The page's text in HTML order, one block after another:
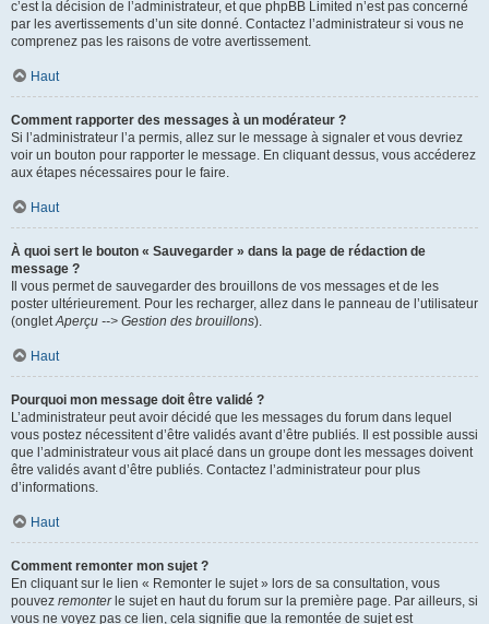
c’est la décision de l’administrateur, et que phpBB Limited n’est pas concerné
par les avertissements d’un site donné. Contactez l’administrateur si vous ne
comprenez pas les raisons de votre avertissement.
Haut
Comment rapporter des messages à un modérateur ?
Si l’administrateur l’a permis, allez sur le message à signaler et vous devriez
voir un bouton pour rapporter le message. En cliquant dessus, vous accéderez
aux étapes nécessaires pour le faire.
Haut
À quoi sert le bouton « Sauvegarder » dans la page de rédaction de
message ?
Il vous permet de sauvegarder des brouillons de vos messages et de les
poster ultérieurement. Pour les recharger, allez dans le panneau de l’utilisateur
(ongletAperçu --> Gestion des brouillons).
Haut
Pourquoi mon message doit être validé ?
L’administrateur peut avoir décidé que les messages du forum dans lequel
vous postez nécessitent d’être validés avant d’être publiés. Il est possible aussi
que l’administrateur vous ait placé dans un groupe dont les messages doivent
être validés avant d’être publiés. Contactez l’administrateur pour plus
d’informations.
Haut
Comment remonter mon sujet ?
En cliquant sur le lien « Remonter le sujet » lors de sa consultation, vous
pouvez remonterle sujet en haut du forum sur la première page. Par ailleurs, si
vous ne voyez pas ce lien, cela signifie que la remontée de sujet est